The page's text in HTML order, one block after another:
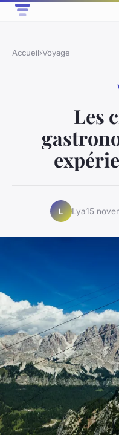
Accueil›Voyage
Les
L Lya15